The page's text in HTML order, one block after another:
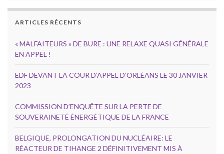
ARTICLES RÉCENTS
« MALFAITEURS » DE BURE : UNE RELAXE QUASI GÉNÉRALE
EN APPEL !
EDF DEVANT LA COUR D’APPEL D’ORLÉANS LE 30 JANVIER
2023
COMMISSION D’ENQUÊTE SUR LA PERTE DE
SOUVERAINETÉ ÉNERGÉTIQUE DE LA FRANCE
BELGIQUE, PROLONGATION DU NUCLÉAIRE: LE
RÉACTEUR DE TIHANGE 2 DÉFINITIVEMENT MIS À